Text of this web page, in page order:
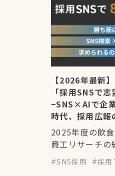
【2026年最新
「採用SNSで
−SNS×AIで企
時代、採用広
2025年度の飲
商工リサーチ
SNS採用 採用